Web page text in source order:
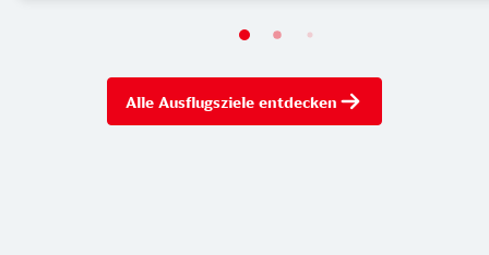
Alle Ausflugsziele entdecken